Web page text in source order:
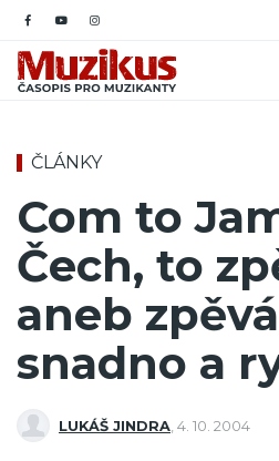
ČLÁNKY
Com to
Čech, to
aneb
snadno a
LUKÁŠ JINDRA 4. 10. 2004